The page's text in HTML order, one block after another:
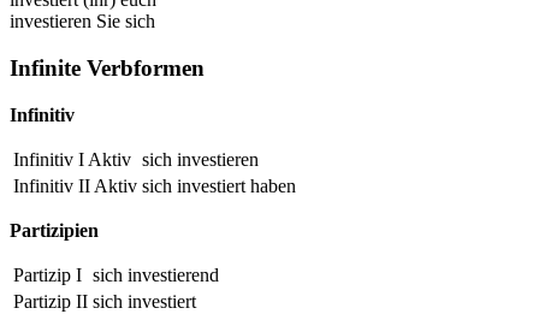
investieren Sie sich
Infinite Verbformen
Infinitiv
Infinitiv I Aktiv sich investieren
Infinitiv II Aktiv sich investiert haben
Partizipien
Partizip I sich investierend
Partizip II sich investiert